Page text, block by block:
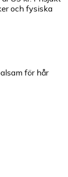
och fysiska
för hår